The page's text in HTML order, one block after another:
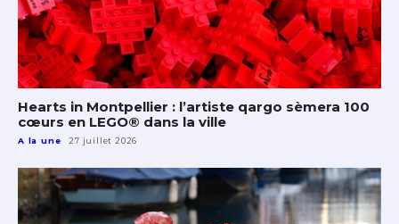
Hearts in Montpellier : l’artiste qargo sèmera 100
cœurs en LEGO® dans la ville
A la une 27 juillet 2026